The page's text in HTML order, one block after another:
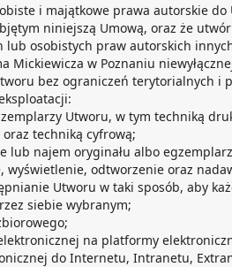
i majątkowe prawa autorskie do
niniejszą Umową, oraz że
osobistych praw autorskich
Mickiewicza w Poznaniu
bez ograniczeń terytorialnych i
Utworu, w tym techniką
techniką cyfrową;
lub najem oryginału albo
odtworzenie oraz
Utworu w taki sposób, aby
siebie wybranym;
na platformy
do Internetu, Intranetu,